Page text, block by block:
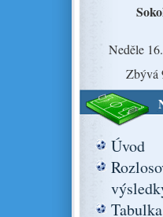
Neděle
Zbývá
Úvod